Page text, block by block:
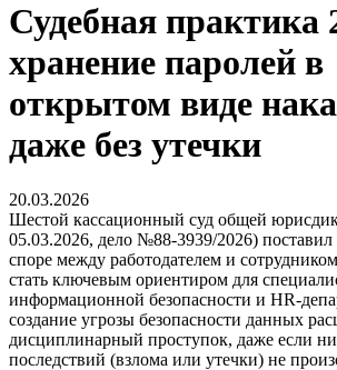
Судебная практика
хранение паролей в
открытом виде
даже без утечки
20.03.2026
Шестой кассационный суд общей
05.03.2026, дело №88-3939/2026)
споре между работодателем и
стать ключевым ориентиром для
информационной безопасности и HR-
создание угрозы безопасности данных
дисциплинарный проступок, даже если
последствий (взлома или утечки) не